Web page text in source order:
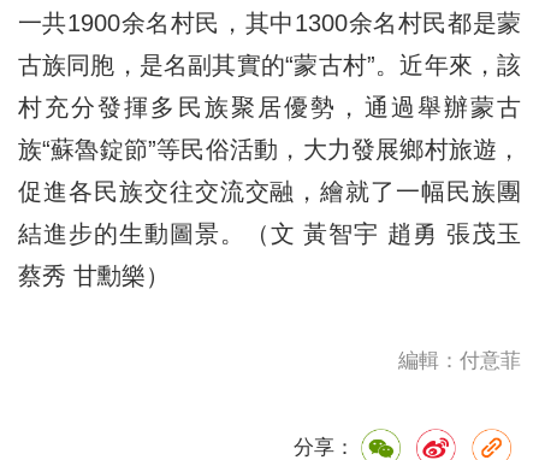
一共1900余名村民，其中1300余名村民都是蒙
古族同胞，是名副其實的“蒙古村”。近年來，該
村充分發揮多民族聚居優勢，通過舉辦蒙古
族“蘇魯錠節”等民俗活動，大力發展鄉村旅遊，
促進各民族交往交流交融，繪就了一幅民族團
結進步的生動圖景。（文 黃智宇 趙勇 張茂玉
蔡秀 甘勳樂）
編輯：付意菲
分享：